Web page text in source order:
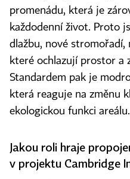
promenádu, která je
každodenní život. Proto
dlažbu, nové stromořadí,
které ochlazují prostor a
Standardem pak je
která reaguje na změnu
ekologickou funkci areálu.
Jakou roli hraje
v projektu Cambridge